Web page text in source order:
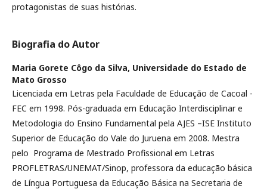
protagonistas de suas histórias.
Biografia do Autor
Maria Gorete Côgo da Silva, Universidade do Estado de
Mato Grosso
Licenciada em Letras pela Faculdade de Educação de Cacoal -
FEC em 1998. Pós-graduada em Educação Interdisciplinar e
Metodologia do Ensino Fundamental pela AJES –ISE Instituto
Superior de Educação do Vale do Juruena em 2008. Mestra
pelo Programa de Mestrado Profissional em Letras
PROFLETRAS/UNEMAT/Sinop, professora da educação básica
de Língua Portuguesa da Educação Básica na Secretaria de